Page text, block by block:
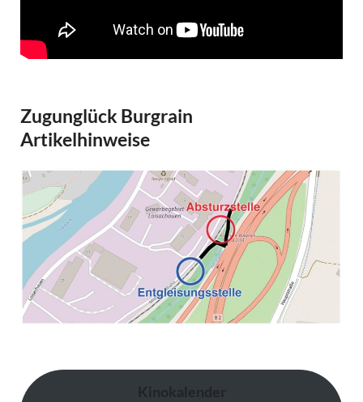
Zugunglück Burgrain
Artikelhinweise
Kinokalender